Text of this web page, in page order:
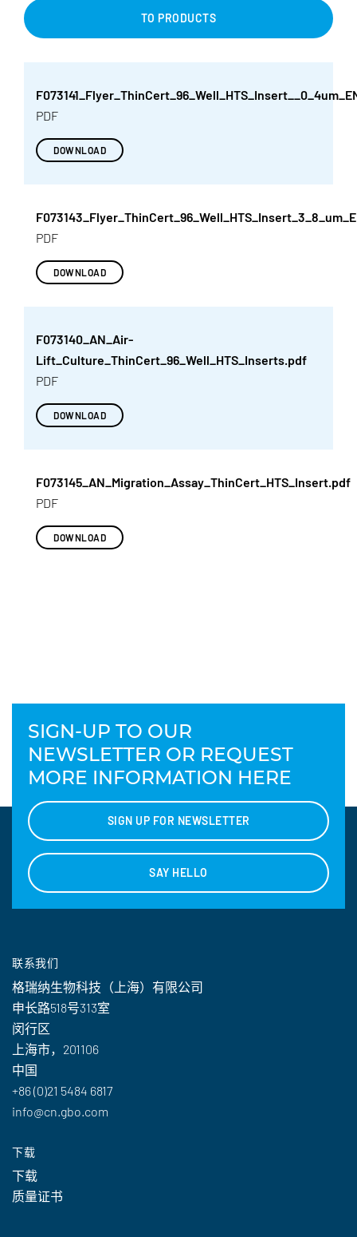
TO PRODUCTS
PDF
DOWNLOAD
PDF
DOWNLOAD
F073140_AN_Air-
Lift_Culture_ThinCert_96_Well_HTS_Inserts.pdf
PDF
DOWNLOAD
F073145_AN_Migration_Assay_ThinCert_HTS_Insert.pdf
PDF
DOWNLOAD
SIGN-UP TO OUR
NEWSLETTER OR REQUEST
MORE INFORMATION HERE
SIGN UP FOR NEWSLETTER
SAY HELLO
联系我们
格瑞纳生物科技（上海）有限公司
申长路518号313室
闵行区
上海市，201106
中国
+86 (0)21 5484 6817
info@cn.gbo.com
下载
下载
质量证书